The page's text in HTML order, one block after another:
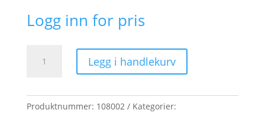
Logg inn for pris
Trekkstrømpe,
rustfritt
Legg i handlekurv
Produktnummer: 108002
Kategorier: